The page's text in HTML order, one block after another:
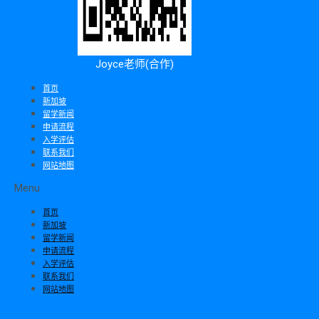
Joyce老师(合作)
首页
新加坡
留学新闻
申请流程
入学评估
联系我们
网站地图
Menu
首页
新加坡
留学新闻
申请流程
入学评估
联系我们
网站地图